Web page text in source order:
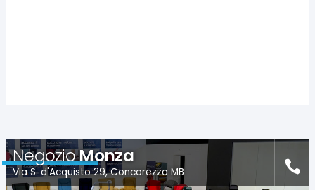
NegozioMonza
Via S. d'Acquisto 29, Concorezzo MB